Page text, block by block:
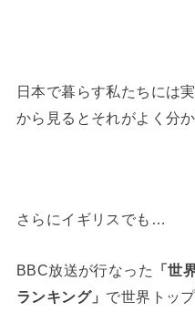
日本で暮らす私たちには
から見るとそれがよく分
さらにイギリスでも…
BBC放送が行なった
「世
ランキング」 で世界トッ